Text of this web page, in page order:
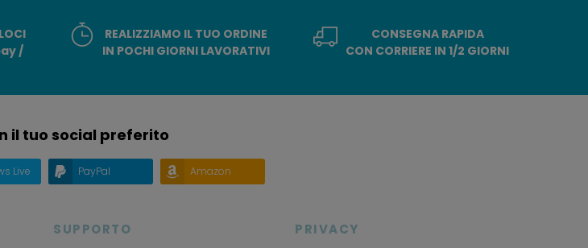
/
REALIZZIAMO IL TUO ORDINE
IN POCHI GIORNI LAVORATIVI
CONSEGNA RAPIDA
CON CORRIERE IN 1/2 GIORNI
il tuo social preferito
Live PayPal Amazon
SUPPORTO PRIVACY